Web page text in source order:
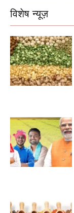
विशेष न्यूज़